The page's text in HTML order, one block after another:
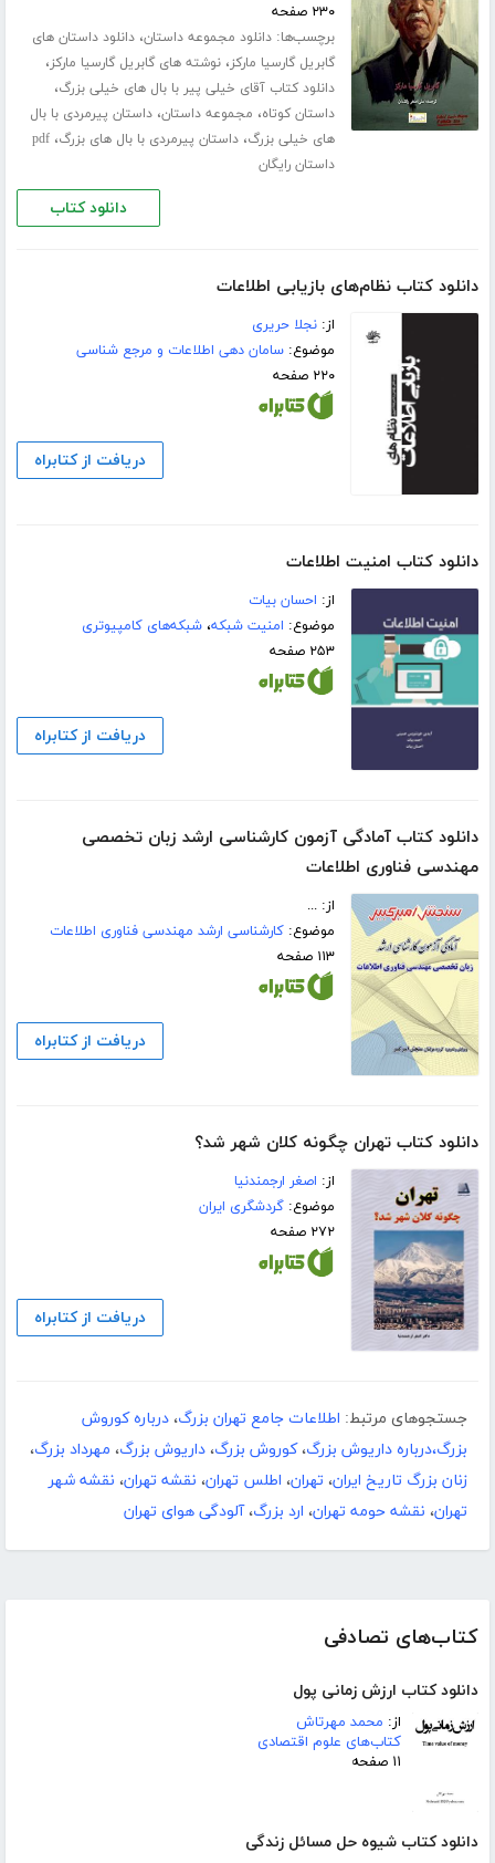
کتاب‌های تصادفی
دانلود کتاب ارزش زمانی پول
از: محمد مهرتاش
کتاب‌های علوم اقتصادی
۱۱ صفحه
دانلود کتاب شیوه حل مسائل زندگی
۲۳۰ صفحه
برچسب‌ها:دانلود مجموعه داستان،دانلود داستان های
گابریل گارسیا مارکز،نوشته های گابریل گارسیا مارکز،
دانلود کتاب آقای خیلی پیر با بال های خیلی بزرگ،
داستان کوتاه، مجموعه داستان،داستان پیرمردی با بال
های خیلی بزرگ،داستان پیرمردی با بال های بزرگ،pdf
داستان رایگان
دانلود کتاب
دانلود کتاب نظام‌های بازیابی اطلاعات
از:نجلا حریری
موضوع:سامان دهی اطلاعات و مرجع شناسی
۲۲۰ صفحه
دریافت از کتابراه
دانلود کتاب امنیت اطلاعات
از: احسان بیات
موضوع: امنیت شبکه،شبکه‌های کامپیوتری
۲۵۳ صفحه
دریافت از کتابراه
دانلود کتاب آمادگی آزمون کارشناسی ارشد زبان تخصصی
مهندسی فناوری اطلاعات
از: ...
موضوع:کارشناسی ارشد مهندسی فناوری اطلاعات
۱۱۳ صفحه
دریافت از کتابراه
دانلود کتاب تهران چگونه کلان شهر شد؟
از: اصغر ارجمندنیا
موضوع:گردشگری ایران
۲۷۲ صفحه
دریافت از کتابراه
جستجوهای مرتبط: اطلاعات جامع تهران بزرگ، درباره کوروش
بزرگ،درباره داریوش بزرگ،کوروش بزرگ، داریوش بزرگ، مهرداد بزرگ،
زنان بزرگ تاریخ ایران، تهران، اطلس تهران، نقشه تهران، نقشه شهر
تهران، نقشه حومه تهران، ارد بزرگ،آلودگی هوای تهران